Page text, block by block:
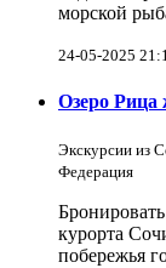
морской
24-05-2025
Озеро Рица
Экскурсии из
Федерация
курорта
побережья